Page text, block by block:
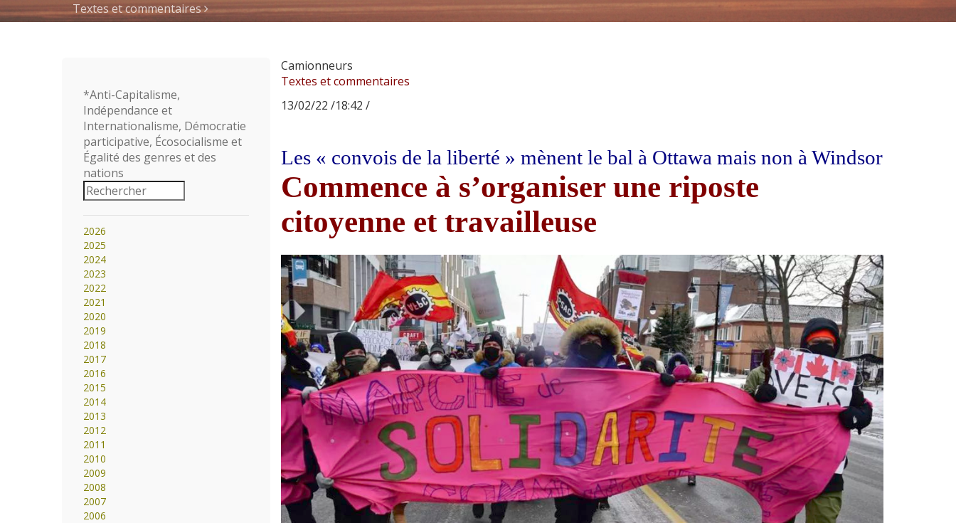
Textes et commentaires
Camionneurs
Textes et commentaires
13/02/22 /18:42 /
Les « convois de la liberté » mènent le bal à Ottawa mais non à Windsor
Commence à s’organiser une riposte
citoyenne et travailleuse
*Anti-Capitalisme,
Indépendance et
Internationalisme, Démocratie
participative, Écosocialisme et
Égalité des genres et des
nations
2026
2025
2024
2023
2022
2021
2020
2019
2018
2017
2016
2015
2014
2013
2012
2011
2010
2009
2008
2007
2006